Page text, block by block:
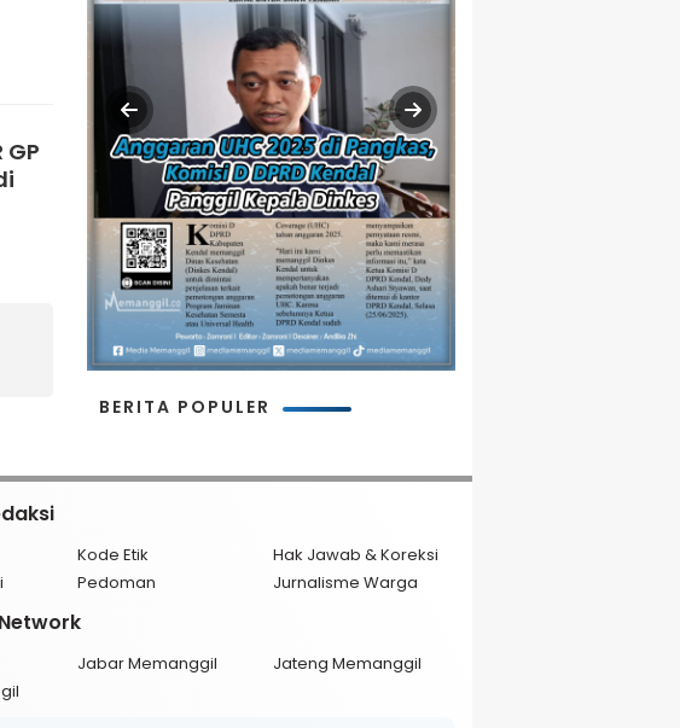
BERITA POPULER
Kode Etik
Hak Jawab & Koreksi
Pedoman Jurnalisme Warga
Jabar Memanggil
Jateng Memanggil